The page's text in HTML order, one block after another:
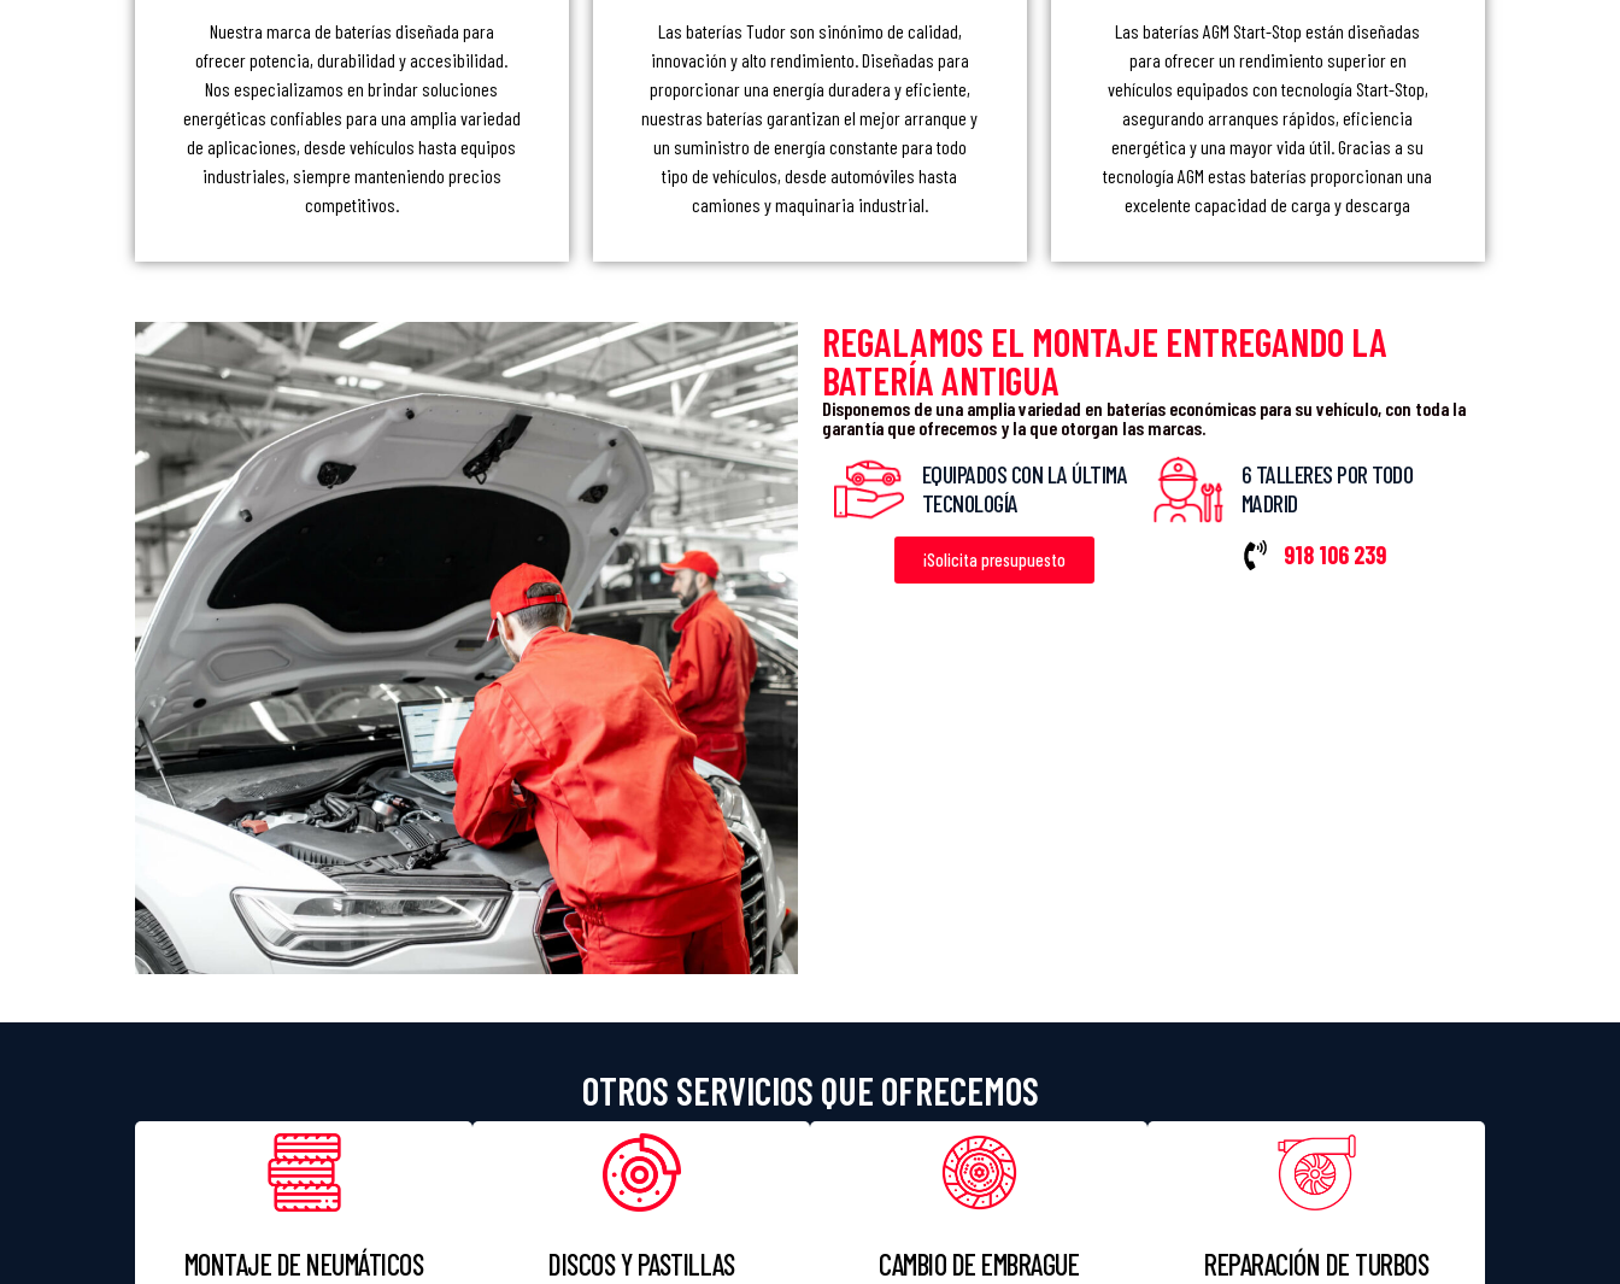
Nuestra marca de baterías diseñada para
ofrecer potencia, durabilidad y accesibilidad.
Nos especializamos en brindar soluciones
energéticas confiables para una amplia variedad
de aplicaciones, desde vehículos hasta equipos
industriales, siempre manteniendo precios
competitivos.
Las baterías Tudor son sinónimo de calidad,
innovación y alto rendimiento. Diseñadas para
proporcionar una energía duradera y eficiente,
nuestras baterías garantizan el mejor arranque y
un suministro de energía constante para todo
tipo de vehículos, desde automóviles hasta
camiones y maquinaria industrial.
Las baterías AGM Start-Stop están diseñadas
para ofrecer un rendimiento superior en
vehículos equipados con tecnología Start-Stop,
asegurando arranques rápidos, eficiencia
energética y una mayor vida útil. Gracias a su
tecnología AGM estas baterías proporcionan una
excelente capacidad de carga y descarga
REGALAMOS EL MONTAJE ENTREGANDO LA
BATERÍA ANTIGUA
Disponemos de una amplia variedad en baterías económicas para su vehículo, con toda la
garantía que ofrecemos y la que otorgan las marcas.
EQUIPADOS CON LA ÚLTIMA
TECNOLOGÍA
6 TALLERES POR TODO
MADRID
¡Solicita presupuesto 918 106 239
OTROS SERVICIOS QUE OFRECEMOS
MONTAJE DE NEUMÁTICOS DISCOS Y PASTILLAS CAMBIO DE EMBRAGUE REPARACIÓN DE TURBOS